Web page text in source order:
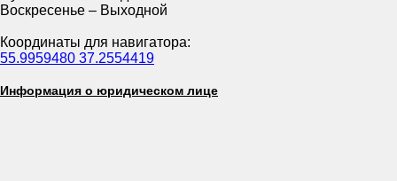
Воскресенье – Выходной
Координаты для навигатора:
55.9959480 37.2554419
Информация о юридическом лице